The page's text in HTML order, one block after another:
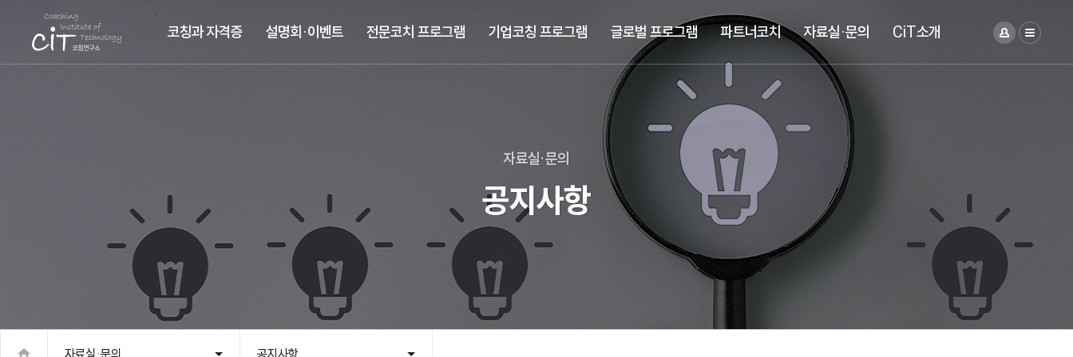
코칭과 자격증 설명회·이벤트 전문코치 프로그램 기업코칭 프로그램 글로벌 프로그램 파트너코치 자료실·문의 CiT소개
자료실·문의
공지사항
자료실·문의 공지사항